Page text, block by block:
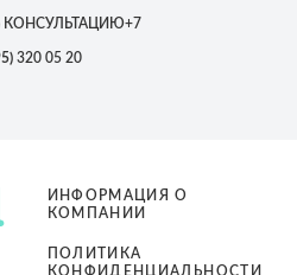
КОНСУЛЬТАЦИЮ+7
320 05 20
ИНФОРМАЦИЯ О
КОМПАНИИ
ПОЛИТИКА
КОНФИДЕНЦИАЛЬНОСТИ